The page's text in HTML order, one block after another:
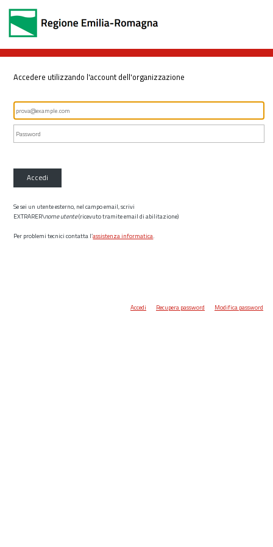
Accedere utilizzando l'account dell'organizzazione
Accedi
Se sei un utente esterno, nel campo email, scrivi
EXTRARER\nome utente(ricevuto tramite email di abilitazione)
Per problemi tecnici contatta l’assistenza informatica.
Accedi Recupera password Modifica password